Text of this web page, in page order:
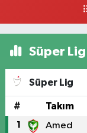
Süper
Süper Lig
# Takım
1 Amed